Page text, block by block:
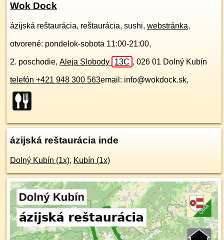
Wok Dock
ázijská reštaurácia, reštaurácia, sushi, webstránka,
otvorené: pondelok-sobota 11:00-21:00,
2. poschodie, Aleja Slobody 13C , 026 01 Dolný Kubín
telefón +421 948 300 563email: info@wokdock.sk,
ázijská reštaurácia inde
Dolný Kubín (1x), Kubín (1x)